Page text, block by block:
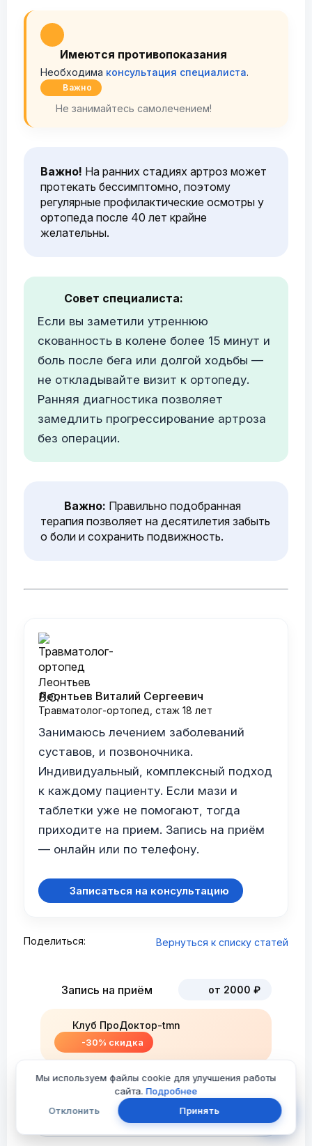
Имеются противопоказания
Необходима консультация специалиста.
Важно
Не занимайтесь самолечением!
Важно! На ранних стадиях артроз может
протекать бессимптомно, поэтому
регулярные профилактические осмотры у
ортопеда после 40 лет крайне
желательны.
Совет специалиста:
Если вы заметили утреннюю
скованность в колене более 15 минут и
боль после бега или долгой ходьбы —
не откладывайте визит к ортопеду.
Ранняя диагностика позволяет
замедлить прогрессирование артроза
без операции.
Важно: Правильно подобранная
терапия позволяет на десятилетия забыть
о боли и сохранить подвижность.
Леонтьев Виталий Сергеевич
Травматолог-ортопед, стаж 18 лет
Занимаюсь лечением заболеваний
суставов, и позвоночника.
Индивидуальный, комплексный подход
к каждому пациенту. Если мази и
таблетки уже не помогают, тогда
приходите на прием. Запись на приём
— онлайн или по телефону.
Записаться на консультацию
Поделиться: Вернуться к списку статей
Запись на приём от 2000 ₽
Клуб ПроДоктор-tmn
-30% скидка
Место приёма
Мы используем файлы cookie для улучшения работы
сайта.Подробнее
Отклонить
Принять